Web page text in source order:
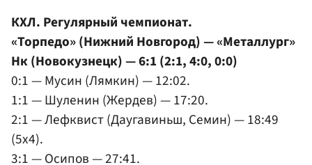
КХЛ. Регулярный чемпионат.
«Торпедо» (Нижний Новгород) — «Металлург»
Нк (Новокузнецк) — 6:1 (2:1, 4:0, 0:0)
0:1 — Мусин (Лямкин) — 12:02.
1:1 — Шуленин (Жердев) — 17:20.
2:1 — Лефквист (Даугавиньш, Семин) — 18:49
(5x4).
3:1 — Осипов — 27:41.